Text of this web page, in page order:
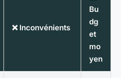
❌ Inconvénients
Bu
dg
et
mo
yen